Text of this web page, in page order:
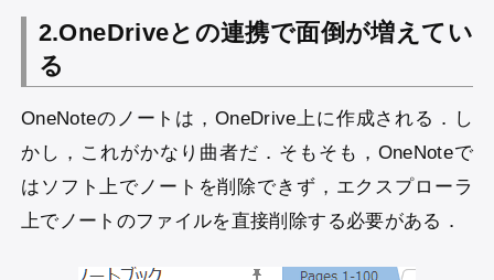
2.OneDriveとの連携で面倒が増えてい
る
OneNoteのノートは，OneDrive上に作成される．し
かし，これがかなり曲者だ．そもそも，OneNoteで
はソフト上でノートを削除できず，エクスプローラ
上でノートのファイルを直接削除する必要がある．